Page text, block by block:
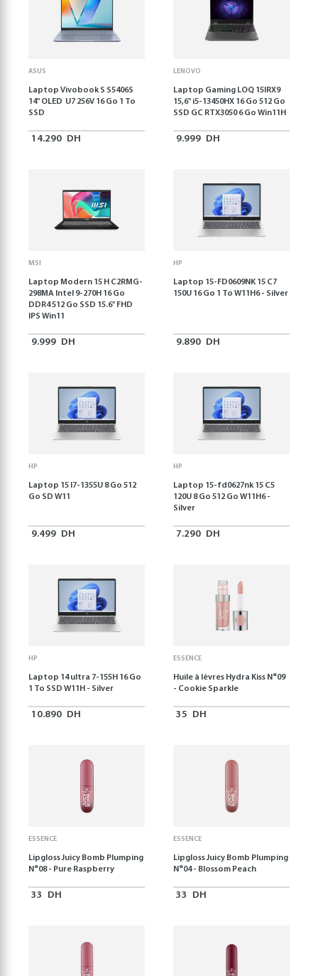
ASUS
Laptop Vivobook S S5406S
14" OLED U7 256V 16 Go 1 To
SSD
14.290 DH
LENOVO
Laptop Gaming LOQ 15IRX9
15,6'' i5-13450HX 16 Go 512 Go
SSD GC RTX3050 6 Go Win11H
9.999 DH
MSI
Laptop Modern 15 H C2RMG-
298MA Intel 9-270H 16 Go
DDR4 512 Go SSD 15.6" FHD
IPS Win11
9.999 DH
HP
Laptop 15-FD0609NK 15 C7
150U 16 Go 1 To W11H6 - Silver
9.890 DH
HP
Laptop 15 I7-1355U 8 Go 512
Go SD W11
9.499 DH
HP
Laptop 15-fd0627nk 15 C5
120U 8 Go 512 Go W11H6 -
Silver
7.290 DH
HP
Laptop 14 ultra 7-155H 16 Go
1 To SSD W11H - Silver
10.890 DH
ESSENCE
Huile à lèvres Hydra Kiss N°09
- Cookie Sparkle
35 DH
ESSENCE
Lipgloss Juicy Bomb Plumping
N°08 - Pure Raspberry
33 DH
ESSENCE
Lipgloss Juicy Bomb Plumping
N°04 - Blossom Peach
33 DH